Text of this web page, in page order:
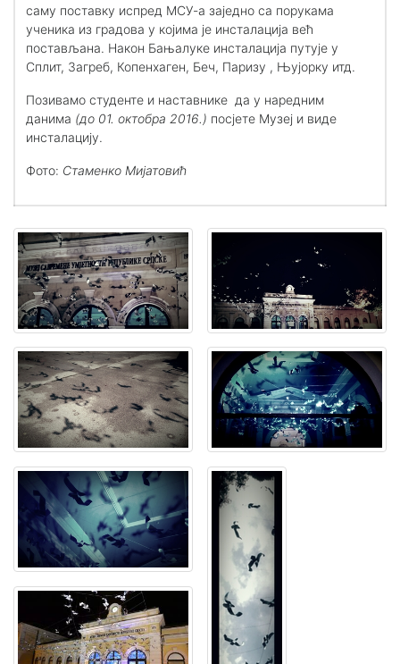
саму поставку испред МСУ-а заједно са порукама
ученика из градова у којима је инсталација већ
постављана. Након Бањалуке инсталација путује у
Сплит, Загреб, Копенхаген, Беч, Паризу , Њујорку итд.
Позивамо студенте и наставнике да у наредним
данима (до 01. октобра 2016.) посјете Музеј и виде
инсталацију.
Фото: Стаменко Мијатовић